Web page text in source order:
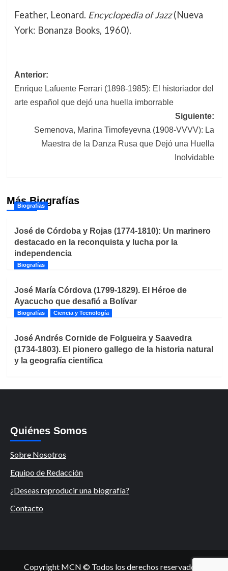
Feather, Leonard. Encyclopedia of Jazz(Nueva
York: Bonanza Books, 1960).
Navegación
de
entradas
Anterior:
Enrique Lafuente Ferrari (1898-1985): El historiador del
arte español que dejó una huella imborrable
Siguiente:
Semenova, Marina Timofeyevna (1908-VVVV): La
Maestra de la Danza Rusa que Dejó una Huella
Inolvidable
Más Biografías
Biografías
José de Córdoba y Rojas (1774-1810): Un marinero
destacado en la reconquista y lucha por la
independencia
Biografías
José María Córdova (1799-1829). El Héroe de
Ayacucho que desafió a Bolívar
Biografías Ciencia y Tecnología
José Andrés Cornide de Folgueira y Saavedra
(1734-1803). El pionero gallego de la historia natural
y la geografía científica
Quiénes Somos
Sobre Nosotros
Equipo de Redacción
¿Deseas reproducir una biografía?
Contacto
Copyright MCN © Todos los derechos reservados.